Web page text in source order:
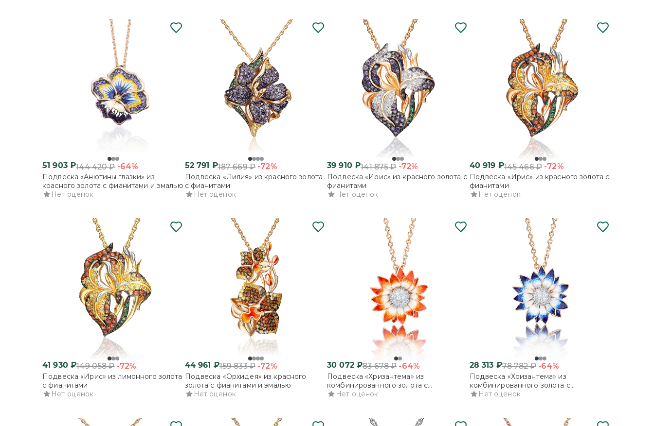
51 903₽144 420₽ -64%
Подвеска «Анютины глазки» из
красного золота с фианитами и эмалью
Нет оценок
52 791 ₽187 669₽ -72%
Подвеска «Лилия» из красного золота
с фианитами
Нет оценок
39 910₽141 875₽ -72%
Подвеска «Ирис» из красного золота с
фианитами
Нет оценок
40 919 ₽145 466₽ -72%
Подвеска «Ирис» из красного золота с
фианитами
Нет оценок
41 930₽149 058₽ -72%
Подвеска «Ирис» из лимонного золота
с фианитами
Нет оценок
44 961 ₽159 833₽ -72%
Подвеска «Орхидея» из красного
золота с фианитами и эмалью
Нет оценок
30 072₽83 678₽ -64%
Подвеска «Хризантема» из
комбинированного золота с
фианитами и эмалью
Нет оценок
28 313 ₽78 782₽ -64%
Подвеска «Хризантема» из
комбинированного золота с
фианитами и эмалью
Нет оценок